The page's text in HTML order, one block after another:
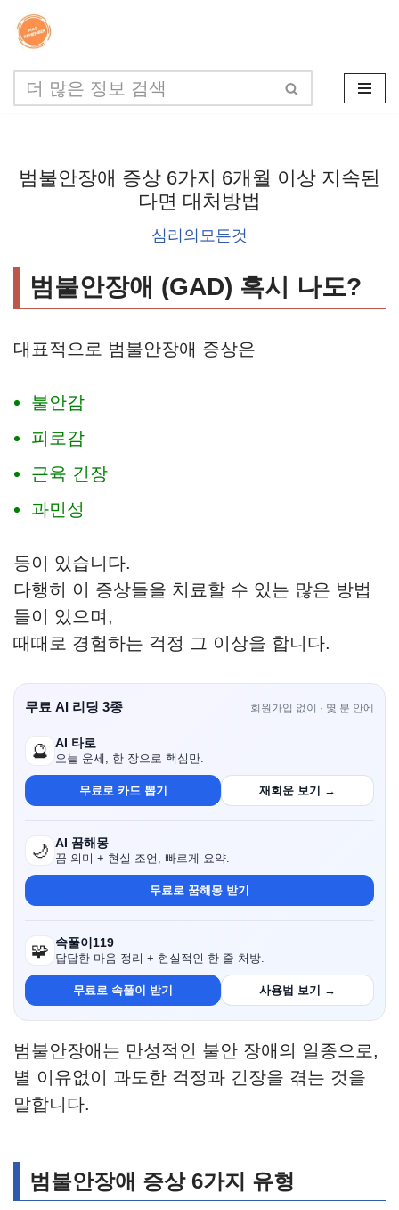
콘
텐
츠
너
범불안장애 증상 6가지 6개월 이상 지속된
다면 대처방법
심리의모든것
범불안장애 (GAD) 혹시 나도?
대표적으로 범불안장애 증상은
불안감
피로감
근육 긴장
과민성
등이 있습니다.
다행히 이 증상들을 치료할 수 있는 많은 방법
들이 있으며,
때때로 경험하는 걱정 그 이상을 합니다.
무료 AI 리딩 3종 회원가입 없이 · 몇 분 안에
🔮 AI 타로
오늘 운세, 한 장으로 핵심만.
무료로 카드 뽑기 재회운 보기 →
🌙 AI 꿈해몽
꿈 의미 + 현실 조언, 빠르게 요약.
무료로 꿈해몽 받기
🧩 속풀이119
답답한 마음 정리 + 현실적인 한 줄 처방.
무료로 속풀이 받기 사용법 보기 →
범불안장애는 만성적인 불안 장애의 일종으로,
별 이유없이 과도한 걱정과 긴장을 겪는 것을
말합니다.
범불안장애 증상 6가지 유형